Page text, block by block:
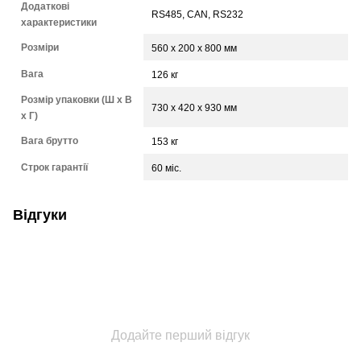
Додаткові
характеристики
RS485, CAN, RS232
Розміри 560 х 200 х 800 мм
Вага 126 кг
Розмір упаковки (Ш х В
х Г)
730 x 420 x 930 мм
Вага брутто 153 кг
Строк гарантії 60 міс.
Відгуки
Додайте перший відгук